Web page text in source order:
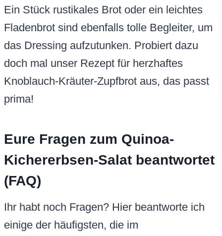
Ein Stück rustikales Brot oder ein leichtes
Fladenbrot sind ebenfalls tolle Begleiter, um
das Dressing aufzutunken. Probiert dazu
doch mal unser Rezept für herzhaftes
Knoblauch-Kräuter-Zupfbrot aus, das passt
prima!
Eure Fragen zum Quinoa-
Kichererbsen-Salat beantwortet
(FAQ)
Ihr habt noch Fragen? Hier beantworte ich
einige der häufigsten, die im